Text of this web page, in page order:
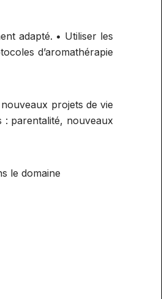
adapté. • Utiliser les
d’aromathérapie
projets de vie
: parentalité, nouveaux
le domaine